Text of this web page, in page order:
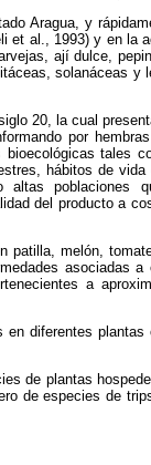
Aragua, y
et al., 1993) y en la
ají dulce,
solanáceas y
20, la cual
por
tales
hábitos de
altas poblaciones
del producto a
patilla, melón,
asociadas
a
en diferentes
de plantas
de especies de